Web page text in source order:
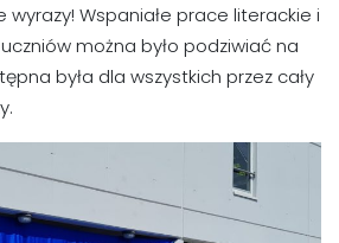
Wspaniałe prace literackie i
można było podziwiać na
była dla wszystkich przez cały